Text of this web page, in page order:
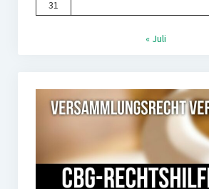
31
« Juli